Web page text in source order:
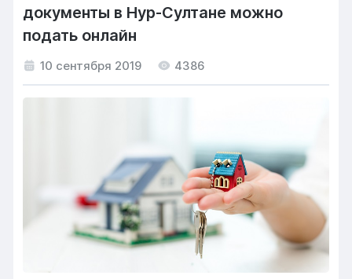
документы в Нур-Султане можно
подать онлайн
10 сентября 2019 4386